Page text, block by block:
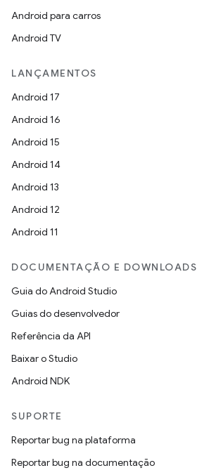
Android para carros
Android TV
LANÇAMENTOS
Android 17
Android 16
Android 15
Android 14
Android 13
Android 12
Android 11
DOCUMENTAÇÃO E DOWNLOADS
Guia do Android Studio
Guias do desenvolvedor
Referência da API
Baixar o Studio
Android NDK
SUPORTE
Reportar bug na plataforma
Reportar bug na documentação